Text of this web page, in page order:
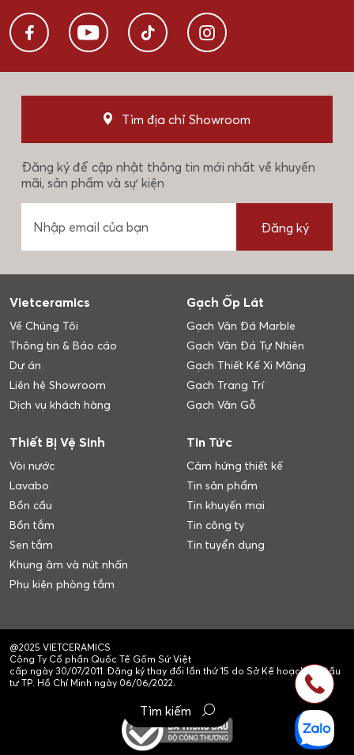
Tìm địa chỉ Showroom
Đăng ký để cập nhật thông tin mới nhất về khuyến
mãi, sản phẩm và sự kiện
Đăng ký
Vietceramics
Về Chúng Tôi
Thông tin & Báo cáo
Dự án
Liên hệ Showroom
Dịch vụ khách hàng
Gạch Ốp Lát
Gạch Vân Đá Marble
Gạch Vân Đá Tự Nhiên
Gạch Thiết Kế Xi Măng
Gạch Trang Trí
Gạch Vân Gỗ
Thiết Bị Vệ Sinh
Vòi nước
Lavabo
Bồn cầu
Bồn tắm
Sen tắm
Khung âm và nút nhấn
Phụ kiện phòng tắm
Tin Tức
Cảm hứng thiết kế
Tin sản phẩm
Tin khuyến mại
Tin công ty
Tin tuyển dụng
@2025 VIETCERAMICS
Công Ty Cổ phần Quốc Tế Gốm Sứ Việt
cấp ngày 30/07/2011. Đăng ký thay đổi lần thứ 15 do Sở Kế hoạch và Đầu
tư TP. Hồ Chí Minh ngày 06/06/2022.
Tìm kiếm